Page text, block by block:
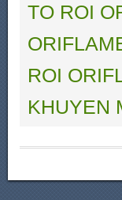
TO ROI
ROI
KHUYEN